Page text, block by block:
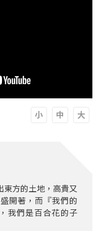
東方的土地，高貴又
開著，而『我們的
我們是百合花的子